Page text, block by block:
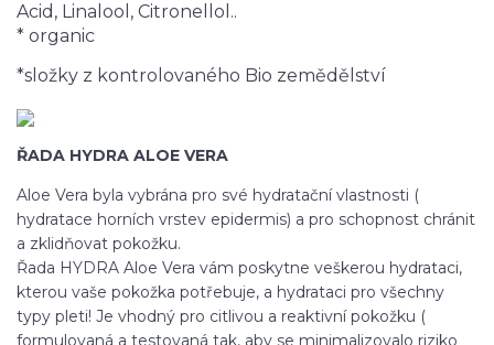
Acid, Linalool, Citronellol..
* organic
*složky z kontrolovaného Bio zemědělství
ŘADA HYDRA ALOE VERA
Aloe Vera byla vybrána pro své hydratační vlastnosti (
hydratace horních vrstev epidermis) a pro schopnost chránit
a zklidňovat pokožku.
Řada HYDRA Aloe Vera vám poskytne veškerou hydrataci,
kterou vaše pokožka potřebuje, a hydrataci pro všechny
typy pleti! Je vhodný pro citlivou a reaktivní pokožku (
formulovaná a testovaná tak, aby se minimalizovalo riziko